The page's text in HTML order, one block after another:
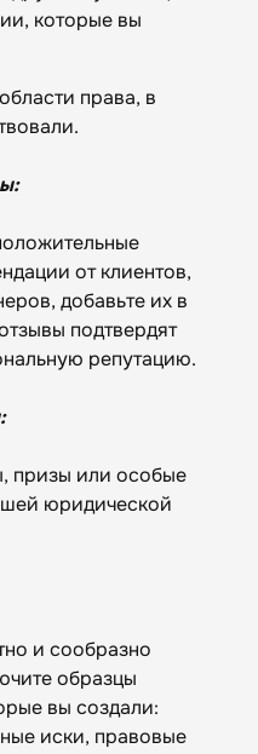
которые вы
права, в
от клиентов,
добавьте их в
подтвердят
репутацию.
призы или особые
юридической
и сообразно
образцы
вы создали:
иски, правовые